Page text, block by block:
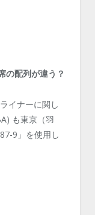
の配列が違う？
イナーに関し
も東京（羽
9」を使用し